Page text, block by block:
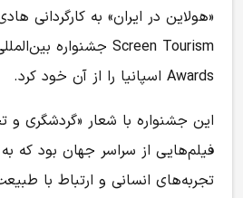
«هولاین در ایران» به کارگردانی
Awards اسپانیا را از آن خود کرد.
این جشنواره با شعار «گردشگری و
فیلم‌هایی از سراسر جهان بود که
تجربه‌های انسانی و ارتباط با